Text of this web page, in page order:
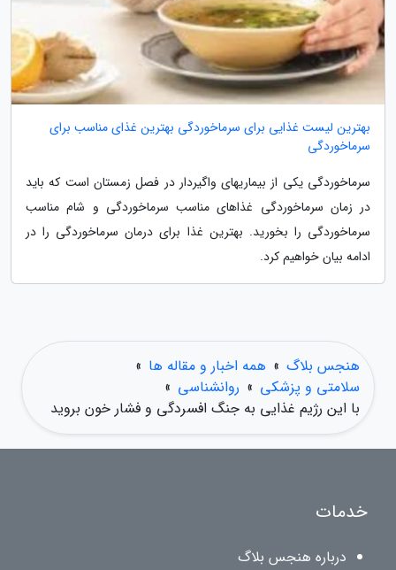
بهترین لیست غذایی برای سرماخوردگی بهترین غذای مناسب برای
سرماخوردگی
سرماخوردگی یکی از بیماریهای واگیردار در فصل زمستان است که باید
در زمان سرماخوردگی غذاهای مناسب سرماخوردگی و شام مناسب
سرماخوردگی را بخورید. بهترین غذا برای درمان سرماخوردگی را در
ادامه بیان خواهیم کرد.
هنجس بلاگ » همه اخبار و مقاله ها »
سلامتی و پزشکی » روانشناسی »
با این رژیم غذایی به جنگ افسردگی و فشار خون بروید
خدمات
درباره هنجس بلاگ